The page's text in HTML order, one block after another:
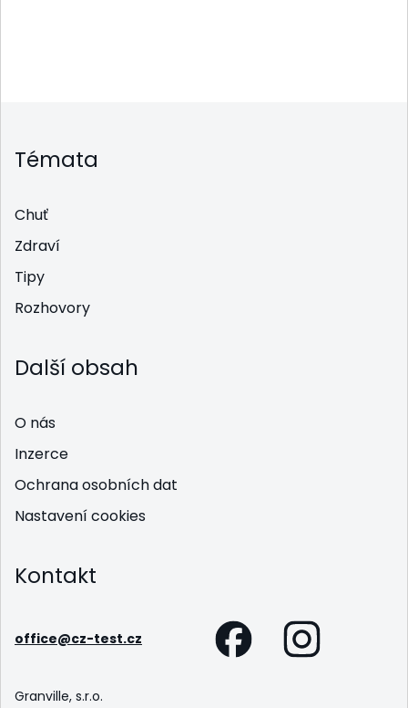
Témata
Chuť
Zdraví
Tipy
Rozhovory
Další obsah
O nás
Inzerce
Ochrana osobních dat
Nastavení cookies
Kontakt
office@cz-test.cz
Granville, s.r.o.